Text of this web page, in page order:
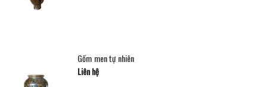
Gốm men tự nhiên
Liên hệ